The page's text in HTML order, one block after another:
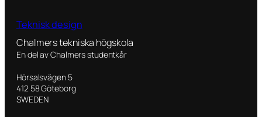
Teknisk design
Chalmers tekniska högskola
En del av Chalmers studentkår
Hörsalsvägen 5
412 58 Göteborg
SWEDEN